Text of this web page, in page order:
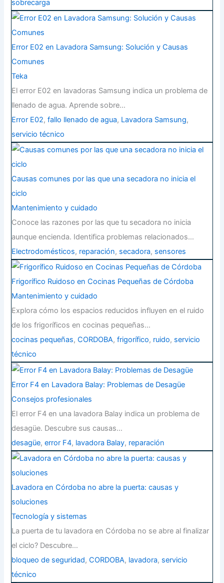
sobrecarga
Error E02 en Lavadora Samsung: Solución y Causas
Comunes
Teka
El error E02 en lavadoras Samsung indica un problema de
llenado de agua. Aprende sobre…
Error E02,fallo llenado de agua, Lavadora Samsung,
servicio técnico
Causas comunes por las que una secadora no inicia el
ciclo
Mantenimiento y cuidado
Conoce las razones por las que tu secadora no inicia
aunque encienda. Identifica problemas relacionados…
Electrodomésticos, reparación, secadora, sensores
Frigorífico Ruidoso en Cocinas Pequeñas de Córdoba
Mantenimiento y cuidado
Explora cómo los espacios reducidos influyen en el ruido
de los frigoríficos en cocinas pequeñas…
cocinas pequeñas,CORDOBA,frigorífico, ruido, servicio
técnico
Error F4 en Lavadora Balay: Problemas de Desagüe
Consejos profesionales
El error F4 en una lavadora Balay indica un problema de
desagüe. Descubre sus causas…
desagüe,error F4, lavadora Balay, reparación
Lavadora en Córdoba no abre la puerta: causas y
soluciones
Tecnología y sistemas
La puerta de tu lavadora en Córdoba no se abre al finalizar
el ciclo? Descubre…
bloqueo de seguridad,CORDOBA, lavadora, servicio
técnico